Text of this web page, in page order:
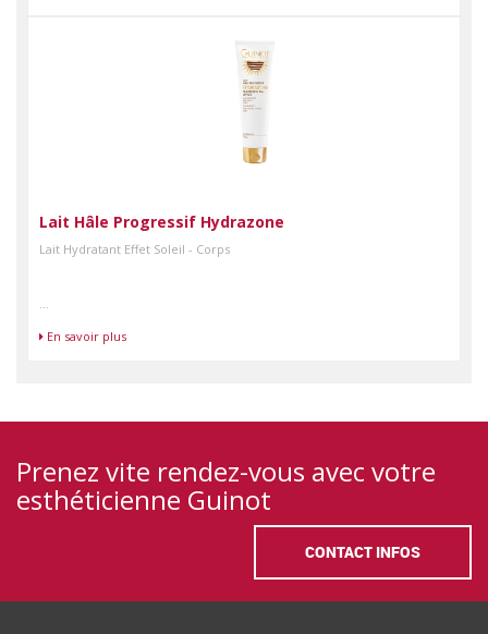
Lait Hâle Progressif Hydrazone
Lait Hydratant Effet Soleil - Corps
...
En savoir plus
Prenez vite rendez-vous avec votre
esthéticienne Guinot
CONTACT INFOS